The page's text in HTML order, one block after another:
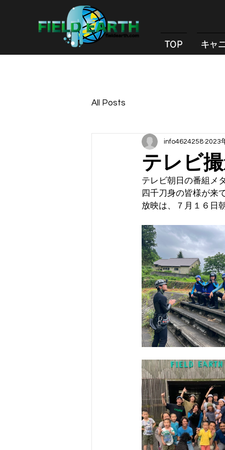
TOP キャ
All Posts
テレビ
info4624258 2023
テレビ朝日の番組メ
四千刀身の皆様が来
放映は、７月１６日